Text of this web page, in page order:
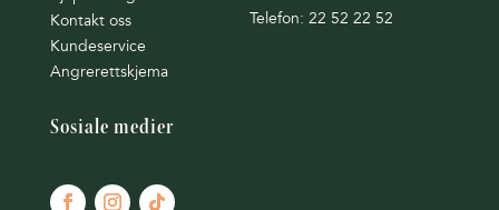
Kontakt oss
Kundeservice
Angrerettskjema
Telefon: 22 52 22 52
Sosiale medier